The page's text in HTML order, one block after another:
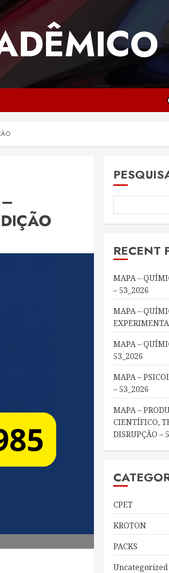
RECENT
MAPA –
– 53_2026
MAPA –
MAPA –
53_2026
MAPA –
– 53_2026
MAPA –
CIENTÍFICO,
DISRUPÇÃO –
CPET
KROTON
PACKS
Uncategorized